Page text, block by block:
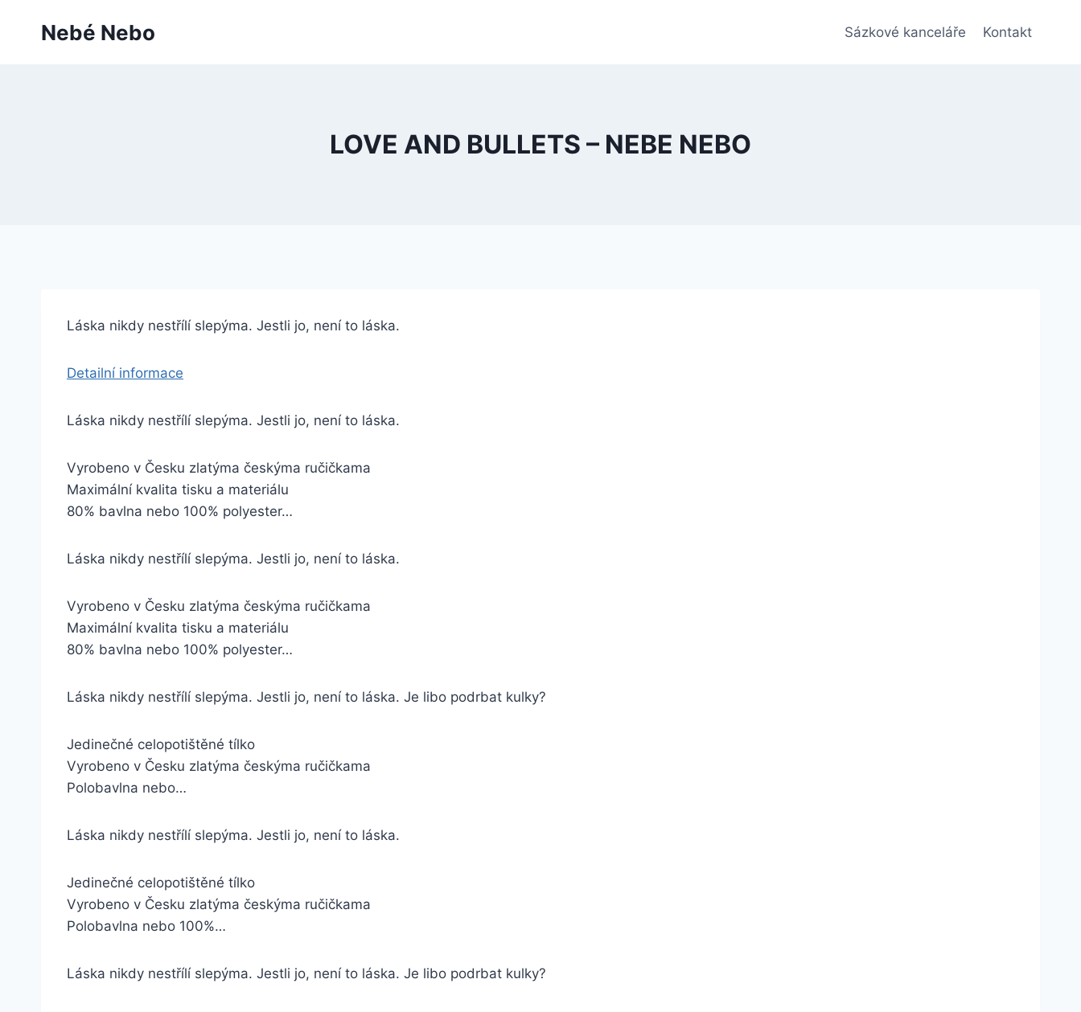
Nebé Nebo Sázkové kanceláře Kontakt
LOVE AND BULLETS – NEBE NEBO
Láska nikdy nestřílí slepýma. Jestli jo, není to láska.
Detailní informace
Láska nikdy nestřílí slepýma. Jestli jo, není to láska.
Vyrobeno v Česku zlatýma českýma ručičkama
Maximální kvalita tisku a materiálu
80% bavlna nebo 100% polyester…
Láska nikdy nestřílí slepýma. Jestli jo, není to láska.
Vyrobeno v Česku zlatýma českýma ručičkama
Maximální kvalita tisku a materiálu
80% bavlna nebo 100% polyester…
Láska nikdy nestřílí slepýma. Jestli jo, není to láska. Je libo podrbat kulky?
Jedinečné celopotištěné tílko
Vyrobeno v Česku zlatýma českýma ručičkama
Polobavlna nebo…
Láska nikdy nestřílí slepýma. Jestli jo, není to láska.
Jedinečné celopotištěné tílko
Vyrobeno v Česku zlatýma českýma ručičkama
Polobavlna nebo 100%…
Láska nikdy nestřílí slepýma. Jestli jo, není to láska. Je libo podrbat kulky?